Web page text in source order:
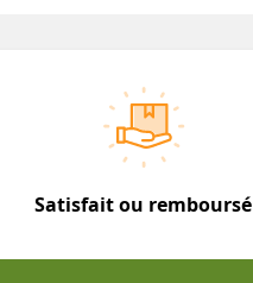
Satisfait ou remboursé